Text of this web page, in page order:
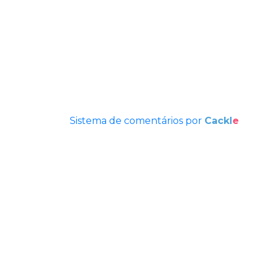
Sistema de comentários por Cackl e